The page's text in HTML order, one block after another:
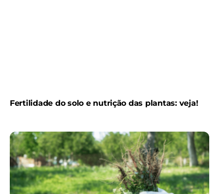
Fertilidade do solo e nutrição das plantas: veja!